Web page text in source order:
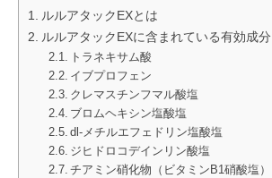
ルルアタックEXとは
ルルアタックEXに含まれている有効成分
トラネキサム酸
イブプロフェン
クレマスチンフマル酸塩
ブロムヘキシン塩酸塩
dl-メチルエフェドリン塩酸塩
ジヒドロコデインリン酸塩
チアミン硝化物（ビタミンB1硝酸塩）